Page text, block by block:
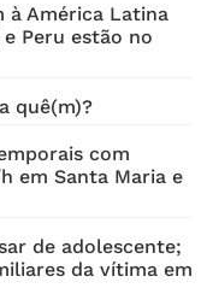
à América Latina
Peru estão no
quê(m)?
com
em Santa Maria e
de adolescente;
da vítima em